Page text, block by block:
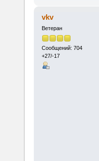
vkv
Ветеран
Сообщений: 704
+27/-17